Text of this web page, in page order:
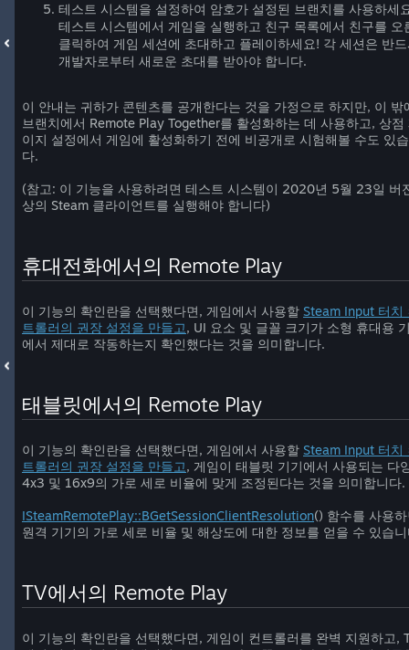
테스트 시스템을 설정하여 암호가 설정된 브랜치를 사용하세
테스트 시스템에서 게임을 실행하고 친구 목록에서 친구를 오
클릭하여 게임 세션에 초대하고 플레이하세요! 각 세션은 반
개발자로부터 새로운 초대를 받아야 합니다.
이 안내는 귀하가 콘텐츠를 공개한다는 것을 가정으로 하지만, 이 밖
브랜치에서 Remote Play Together를 활성화하는 데 사용하고, 상점
이지 설정에서 게임에 활성화하기 전에 비공개로 시험해볼 수도 있
다.
(참고: 이 기능을 사용하려면 테스트 시스템이 2020년 5월 23일 버
상의 Steam 클라이언트를 실행해야 합니다)
휴대전화에서의 Remote Play
이 기능의 확인란을 선택했다면, 게임에서 사용할 Steam Input 터치
트롤러의 권장 설정을 만들고, UI 요소 및 글꼴 크기가 소형 휴대용
에서 제대로 작동하는지 확인했다는 것을 의미합니다.
태블릿에서의 Remote Play
이 기능의 확인란을 선택했다면, 게임에서 사용할 Steam Input 터치
트롤러의 권장 설정을 만들고, 게임이 태블릿 기기에서 사용되는 다
4x3 및 16x9의 가로 세로 비율에 맞게 조정된다는 것을 의미합니다.
ISteamRemotePlay::BGetSessionClientResolution() 함수를 사용
원격 기기의 가로 세로 비율 및 해상도에 대한 정보를 얻을 수 있습
TV에서의 Remote Play
이 기능의 확인란을 선택했다면, 게임이 컨트롤러를 완벽 지원하고,